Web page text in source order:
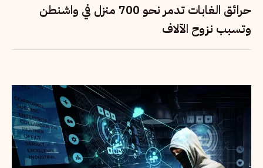
حرائق الغابات تدمر نحو 700 منزل في واشنطن
وتسبب نزوح الآلاف